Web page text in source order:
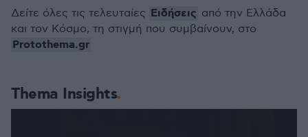
Thema Insights
Δείτε όλες τις τελευταίες Ειδήσεις από την Ελλάδα
και τον Κόσμο, τη στιγμή που συμβαίνουν, στο
Protothema.gr